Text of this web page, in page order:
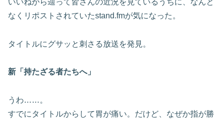
なくリポストされていたstand.fmが気になった。
タイトルにグサッと刺さる放送を発見。
新「持たざる者たちへ」
うわ……。
すでにタイトルからして胃が痛い。だけど、なぜか指が勝